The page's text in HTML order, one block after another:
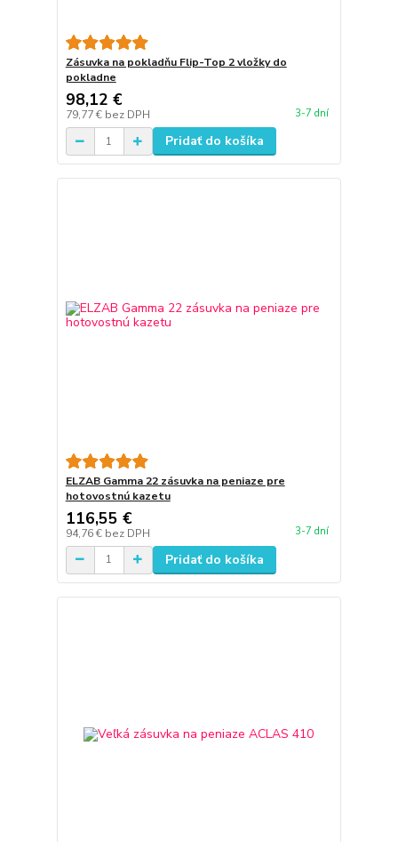
Zásuvka na pokladňu Flip-Top 2 vložky do
pokladne
98,12 €
79,77 € bez DPH 3-7 dní
Pridať do košíka
ELZAB Gamma 22 zásuvka na peniaze pre
hotovostnú kazetu
116,55 €
94,76 € bez DPH 3-7 dní
Pridať do košíka